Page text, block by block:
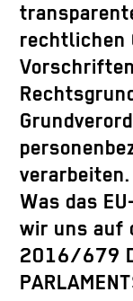
rechtlichen
verarbeiten.
Was das
wir uns auf
2016/679